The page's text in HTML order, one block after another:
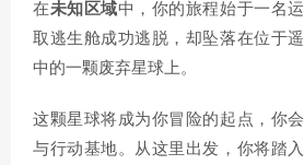
在未知区域中，你的旅程始于一名
取逃生舱成功逃脱，却坠落在位于
中的一颗废弃星球上。
这颗星球将成为你冒险的起点，你
与行动基地。从这里出发，你将踏